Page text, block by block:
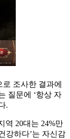
조사한 결과에
질문에 ‘항상 자
.
역 20대는 24%만
강하다’는 자신감